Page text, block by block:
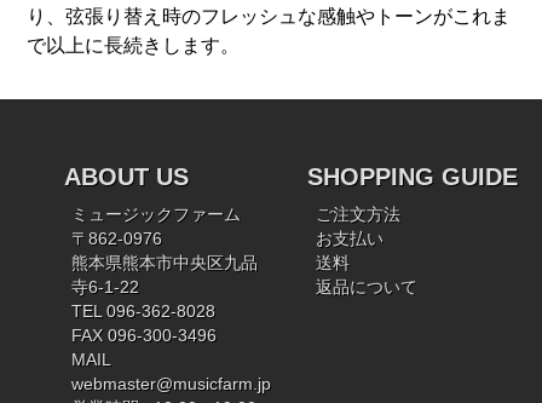
り、弦張り替え時のフレッシュな感触やトーンがこれま
で以上に長続きします。
ABOUT US
ミュージックファーム
〒862-0976
熊本県熊本市中央区九品
寺6-1-22
TEL 096-362-8028
FAX 096-300-3496
MAIL
webmaster@musicfarm.jp
SHOPPING GUIDE
ご注文方法
お支払い
送料
返品について